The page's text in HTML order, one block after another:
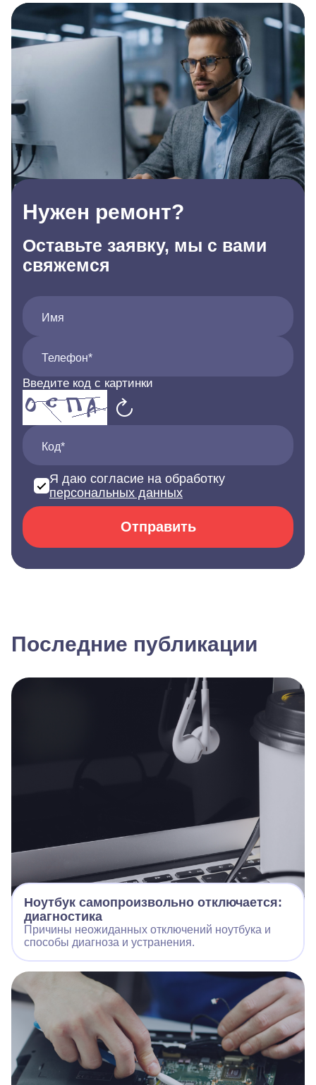
Нужен ремонт?
Оставьте заявку, мы с вами
свяжемся
Имя
Телефон*
Введите код с картинки
Код*
Я даю согласие на обработку
персональных данных
Отправить
Последние публикации
Ноутбук самопроизвольно отключается:
диагностика
Причины неожиданных отключений ноутбука и
способы диагноза и устранения.